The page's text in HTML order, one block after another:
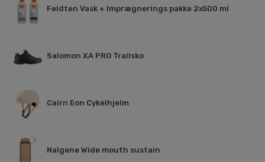
Feldten Vask + Imprægnerings pakke 2x500 ml
Salomon XA PRO Trailsko
Cairn Eon Cykelhjelm
Nalgene Wide mouth sustain